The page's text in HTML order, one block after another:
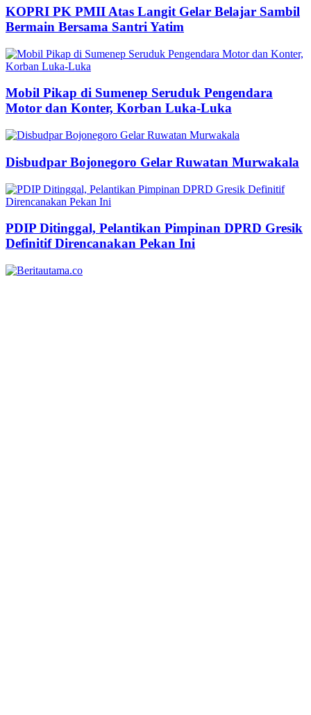
KOPRI PK PMII Atas Langit Gelar Belajar Sambil
Bermain Bersama Santri Yatim
Mobil Pikap di Sumenep Seruduk Pengendara
Motor dan Konter, Korban Luka-Luka
Disbudpar Bojonegoro Gelar Ruwatan Murwakala
PDIP Ditinggal, Pelantikan Pimpinan DPRD Gresik
Definitif Direncanakan Pekan Ini